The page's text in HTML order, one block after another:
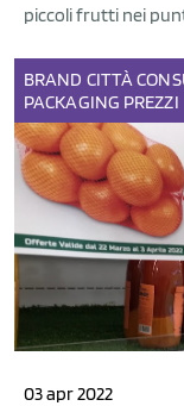
piccoli frutti nei
BRAND CITTÀ
PACKAGING PREZZI
03 apr 2022